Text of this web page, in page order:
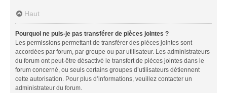
Haut
Pourquoi ne puis-je pas transférer de pièces jointes ?
Les permissions permettant de transférer des pièces jointes sont
accordées par forum, par groupe ou par utilisateur. Les administrateurs
du forum ont peut-être désactivé le transfert de pièces jointes dans le
forum concerné, ou seuls certains groupes d’utilisateurs détiennent
cette autorisation. Pour plus d’informations, veuillez contacter un
administrateur du forum.